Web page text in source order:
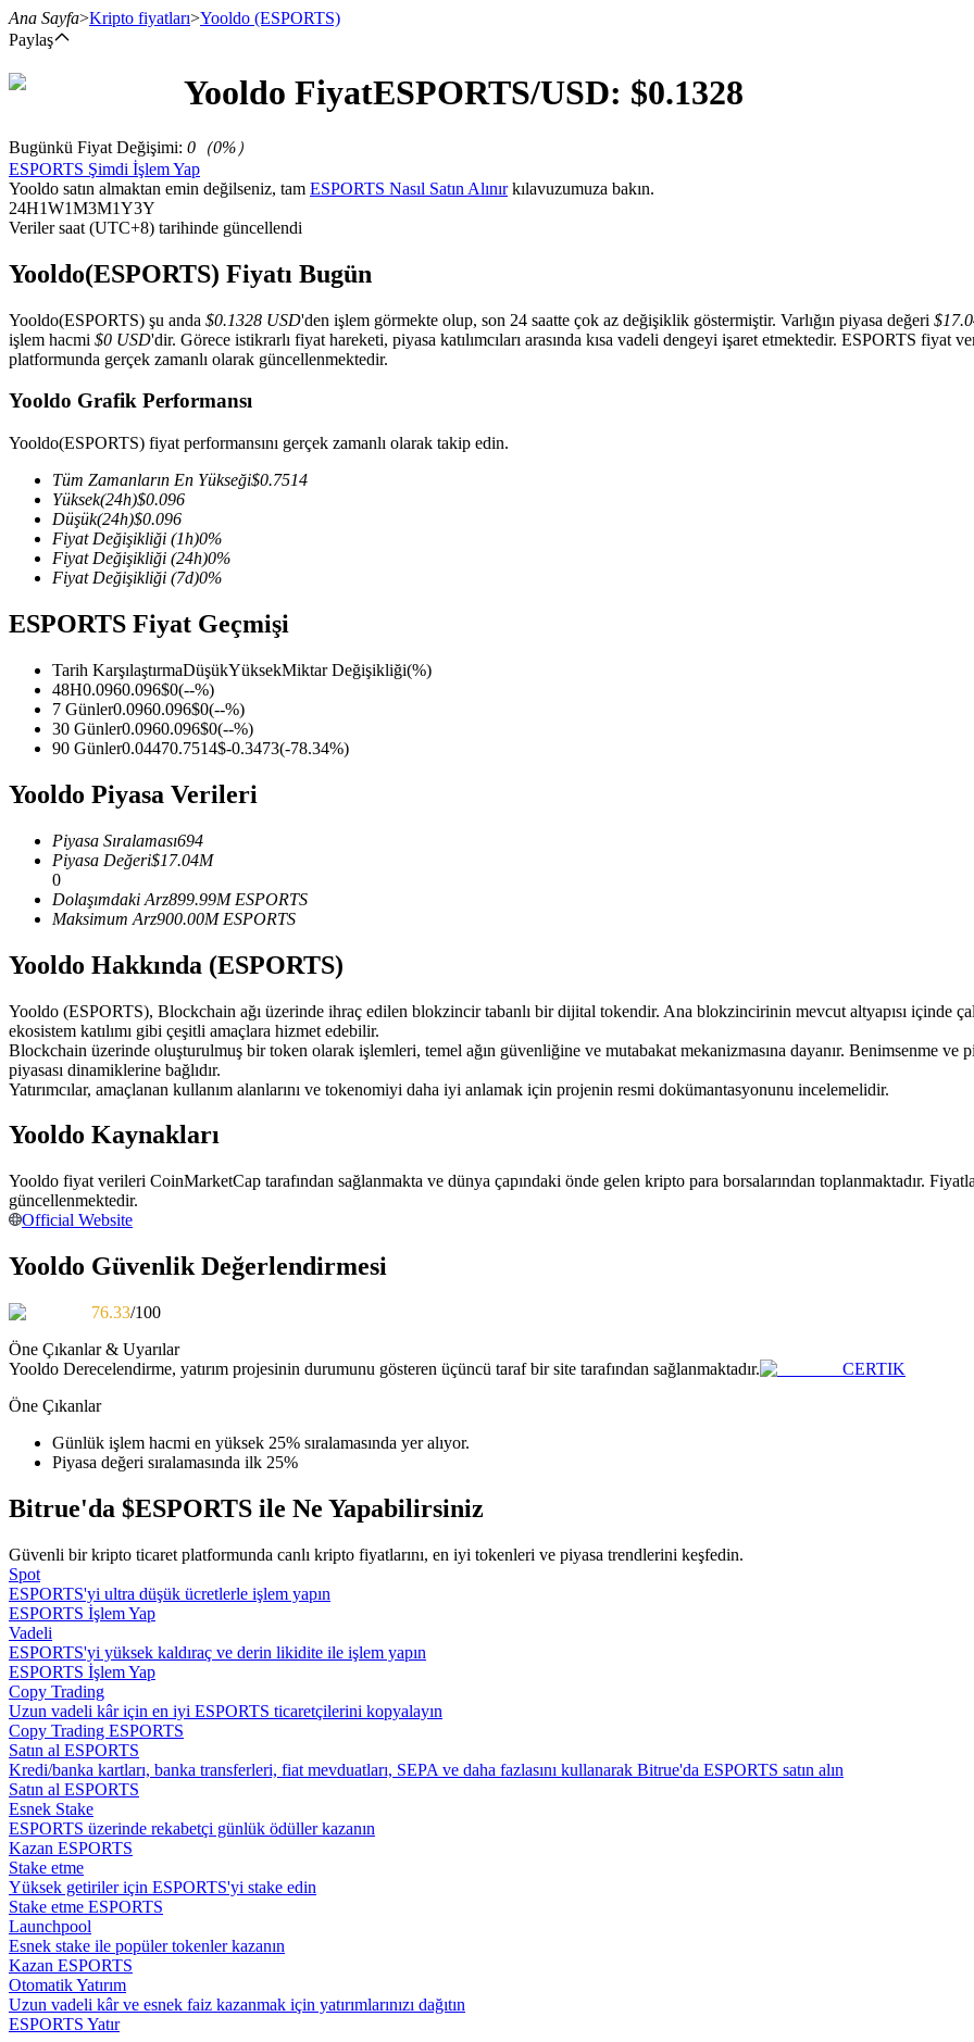
USDT Vadeli İşlemleri
Teminat olarak USDT kullanan vadeli işlemler
COIN-M Vadeli İşlemleri
Kripto Para Vadeli İşlemleri
TradFi
Hisse senetleri, döviz, değerli metaller ve emtia türevleri
USDC Vadeli İşlemleri
Kopya Ticaret
En iyi traderlarla güçlerinizi birleştirin
Kopya Tüccarı Olun
Kâr paylaşımı ve kopya ticaret komisyonlarının tadını çıkarın
Bilgi
Ticaret bilgileri vb. dahil olmak üzere büyük veri analizi.
Rehber
Vadeli İşlemler Başlangıç Kılavuzu
Ana Sayfa>Kripto fiyatları>Yooldo (ESPORTS)
Paylaş
Yooldo FiyatESPORTS/USD: $0.1328
Bugünkü Fiyat Değişimi: 0 （0%）
ESPORTS Şimdi İşlem Yap
Yooldo satın almaktan emin değilseniz, tam ESPORTS Nasıl Satın Alınırkılavuzumuza bakın.
24H1W1M3M1Y3Y
Veriler saat (UTC+8) tarihinde güncellendi
Yooldo(ESPORTS) Fiyatı Bugün
Yooldo(ESPORTS) şu anda $0.1328 USD'den işlem görmekte olup, son 24 saatte çok az değişiklik göstermiştir. Varlığın piyasa değeri
işlem hacmi $0 USD'dir. Görece istikrarlı fiyat hareketi, piyasa katılımcıları arasında kısa vadeli dengeyi işaret etmektedir. ESPORTS
platformunda gerçek zamanlı olarak güncellenmektedir.
Yooldo Grafik Performansı
Yooldo(ESPORTS) fiyat performansını gerçek zamanlı olarak takip edin.
Tüm Zamanların En Yükseği$0.7514
Yüksek(24h)$0.096
Düşük(24h)$0.096
Fiyat Değişikliği (1h)0%
Fiyat Değişikliği (24h)0%
Fiyat Değişikliği (7d)0%
ESPORTS Fiyat Geçmişi
Tarih KarşılaştırmaDüşükYüksekMiktar Değişikliği(%)
48H0.0960.096$0(--%)
7 Günler0.0960.096$0(--%)
30 Günler0.0960.096$0(--%)
90 Günler0.04470.7514$-0.3473(-78.34%)
Yooldo Piyasa Verileri
Piyasa Sıralaması694
Piyasa Değeri$17.04M
0
Dolaşımdaki Arz899.99M ESPORTS
Maksimum Arz900.00M ESPORTS
Yooldo Hakkında (ESPORTS)
Yooldo (ESPORTS), Blockchain ağı üzerinde ihraç edilen blokzincir tabanlı bir dijital tokendir. Ana blokzincirinin mevcut altyapısı içinde
ekosistem katılımı gibi çeşitli amaçlara hizmet edebilir.
Blockchain üzerinde oluşturulmuş bir token olarak işlemleri, temel ağın güvenliğine ve mutabakat mekanizmasına dayanır. Benimsenme ve
piyasası dinamiklerine bağlıdır.
Yatırımcılar, amaçlanan kullanım alanlarını ve tokenomiyi daha iyi anlamak için projenin resmi dokümantasyonunu incelemelidir.
Yooldo Kaynakları
Yooldo fiyat verileri CoinMarketCap tarafından sağlanmakta ve dünya çapındaki önde gelen kripto para borsalarından toplanmaktadır.
güncellenmektedir.
Official Website
Yooldo Güvenlik Değerlendirmesi
76.33/100
Öne Çıkanlar & Uyarılar
Yooldo Derecelendirme, yatırım projesinin durumunu gösteren üçüncü taraf bir site tarafından sağlanmaktadır.
CERTIK
Öne Çıkanlar
Günlük işlem hacmi en yüksek 25% sıralamasında yer alıyor.
Piyasa değeri sıralamasında ilk 25%
Bitrue'da $ESPORTS ile Ne Yapabilirsiniz
Güvenli bir kripto ticaret platformunda canlı kripto fiyatlarını, en iyi tokenleri ve piyasa trendlerini keşfedin.
Spot
ESPORTS'yi ultra düşük ücretlerle işlem yapın
ESPORTS İşlem Yap
Vadeli
ESPORTS'yi yüksek kaldıraç ve derin likidite ile işlem yapın
ESPORTS İşlem Yap
Copy Trading
Uzun vadeli kâr için en iyi ESPORTS ticaretçilerini kopyalayın
Copy Trading ESPORTS
Satın al ESPORTS
Kredi/banka kartları, banka transferleri, fiat mevduatları, SEPA ve daha fazlasını kullanarak Bitrue'da ESPORTS satın alın
Satın al ESPORTS
Esnek Stake
ESPORTS üzerinde rekabetçi günlük ödüller kazanın
Kazan ESPORTS
Stake etme
Yüksek getiriler için ESPORTS'yi stake edin
Stake etme ESPORTS
Launchpool
Esnek stake ile popüler tokenler kazanın
Kazan ESPORTS
Otomatik Yatırım
Uzun vadeli kâr ve esnek faiz kazanmak için yatırımlarınızı dağıtın
ESPORTS Yatır